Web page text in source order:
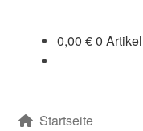
Kategorien
0,00 €0 Artikel
Startseite